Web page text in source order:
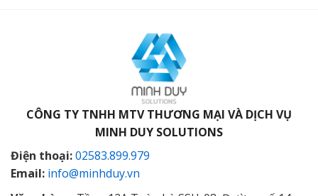
CÔNG TY TNHH MTV THƯƠNG MẠI VÀ DỊCH VỤ
MINH DUY SOLUTIONS
Điện thoại:02583.899.979
Email: info@minhduy.vn